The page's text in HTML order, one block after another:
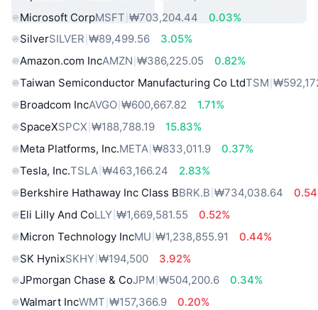
Microsoft CorpMSFT ₩703,204.44
0.03%
SilverSILVER ₩89,499.56
3.05%
Amazon.com IncAMZN ₩386,225.05
0.82%
Taiwan Semiconductor Manufacturing Co LtdTSM
Broadcom IncAVGO ₩600,667.82
1.71%
SpaceXSPCX ₩188,788.19
15.83%
Meta Platforms, Inc.META ₩833,011.9
0.37%
Tesla, Inc.TSLA ₩463,166.24
2.83%
Berkshire Hathaway Inc Class BBRK.B ₩734,038.64
Eli Lilly And CoLLY ₩1,669,581.55
0.52%
Micron Technology IncMU ₩1,238,855.91
0.44%
SK HynixSKHY ₩194,500
3.92%
JPmorgan Chase & CoJPM ₩504,200.6
0.34%
Walmart IncWMT ₩157,366.9 0.20%